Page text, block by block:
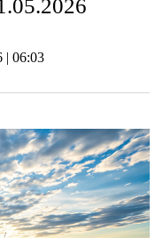
| 06:03